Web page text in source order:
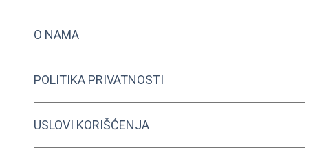
O NAMA
POLITIKA PRIVATNOSTI
USLOVI KORIŠĆENJA